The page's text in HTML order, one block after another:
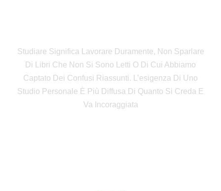
Studiare Significa Lavorare Duramente, Non Sparlare
Di Libri Che Non Si Sono Letti O Di Cui Abbiamo
Captato Dei Confusi Riassunti. L’esigenza Di Uno
Studio Personale È Più Diffusa Di Quanto Si Creda E
Va Incoraggiata